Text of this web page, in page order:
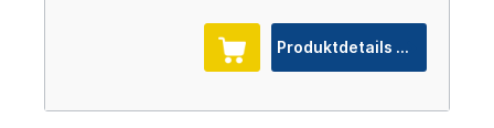
Produktdetails